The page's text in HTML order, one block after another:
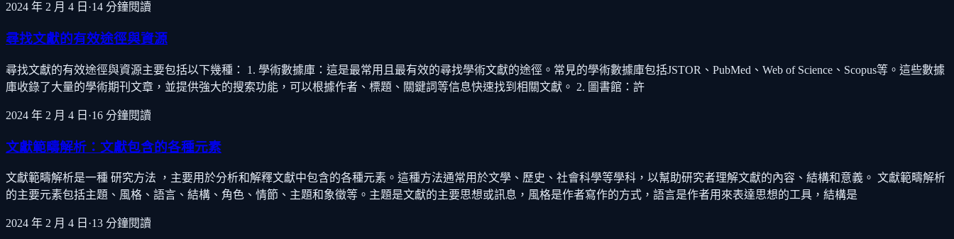
2024 年 2 月 4 日 ·14 分鐘閱讀
尋找文獻的有效途徑與資源
尋找文獻的有效途徑與資源主要包括以下幾種： 1. 學術數據庫：這是最常用且最有效的尋找學術文獻的途徑。常見的學術數據庫包括JSTOR、PubMed、Web of Science、Scopus等。這些數據
庫收錄了大量的學術期刊文章，並提供強大的搜索功能，可以根據作者、標題、關鍵詞等信息快速找到相關文獻。 2. 圖書館：許
2024 年 2 月 4 日 ·16 分鐘閱讀
文獻範疇解析：文獻包含的各種元素
文獻範疇解析是一種 研究方法 ，主要用於分析和解釋文獻中包含的各種元素。這種方法通常用於文學、歷史、社會科學等學科，以幫助研究者理解文獻的內容、結構和意義。 文獻範疇解析
的主要元素包括主題、風格、語言、結構、角色、情節、主題和象徵等。主題是文獻的主要思想或訊息，風格是作者寫作的方式，語言是作者用來表達思想的工具，結構是
2024 年 2 月 4 日 ·13 分鐘閱讀